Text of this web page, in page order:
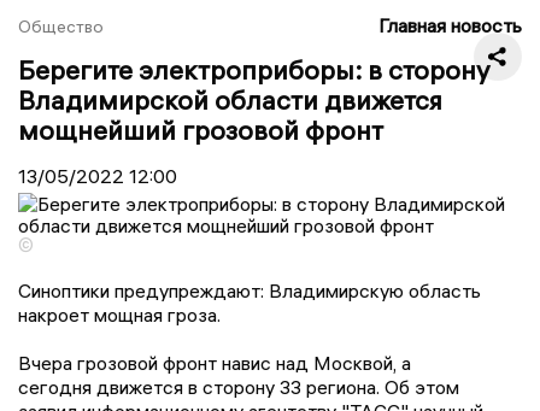
Общество Главная новость
Берегите электроприборы: в сторону
Владимирской области движется
мощнейший грозовой фронт
13/05/2022 12:00
©
Синоптики предупреждают: Владимирскую область
накроет мощная гроза.
Вчера грозовой фронт навис над Москвой, а
сегодня движется в сторону 33 региона. Об этом